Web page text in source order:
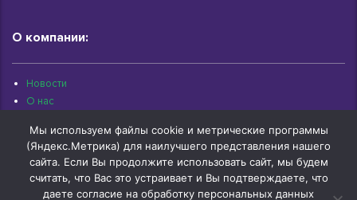
О компании:
Новости
О нас
Контакты
Архив документов
Мы используем файлы cookie и метрические программы
(Яндекс.Метрика) для наилучшего представления нашего
сайта. Если Вы продолжите использовать сайт, мы будем
считать, что Вас это устраивает и Вы подтверждаете, что
даете согласие на обработку персональных данных